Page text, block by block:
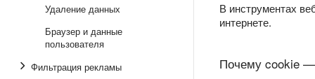
Удаление данных
Браузер и данные
пользователя
Фильтрация рекламы
В инструментах
интернете.
Почему cookie —